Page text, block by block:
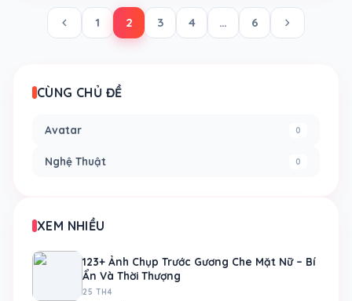
chevron_left 1 2 3 4 … 6 chevron_right
CÙNG CHỦ ĐỀ
Avatar 0
Nghệ Thuật 0
XEM NHIỀU
123+ Ảnh Chụp Trước Gương Che Mặt Nữ – Bí
Ẩn Và Thời Thượng
25 TH4